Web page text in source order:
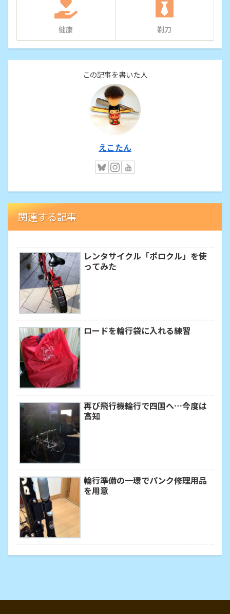
健康 剃刀
この記事を書いた人
えこたん
関連する記事
レンタサイクル「ポロクル」を使
ってみた
ロードを輪行袋に入れる練習
再び飛行機輪行で四国へ…今度は
高知
輪行準備の一環でパンク修理用品
を用意